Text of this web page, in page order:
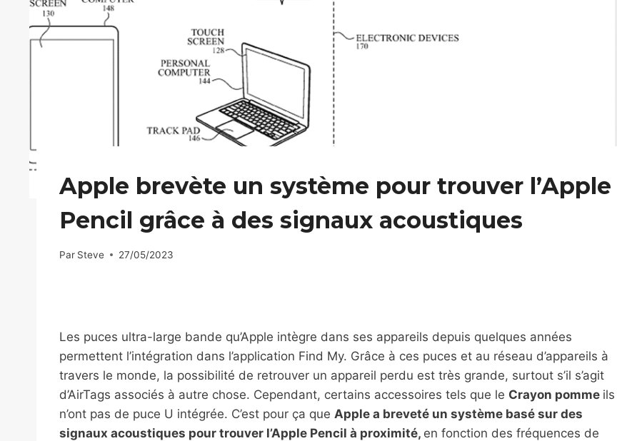
Apple brevète un système pour trouver l’Apple
Pencil grâce à des signaux acoustiques
Par Steve 27/05/2023
Les puces ultra-large bande qu’Apple intègre dans ses appareils depuis quelques années
permettent l’intégration dans l’application Find My. Grâce à ces puces et au réseau d’appareils à
travers le monde, la possibilité de retrouver un appareil perdu est très grande, surtout s’il s’agit
d’AirTags associés à autre chose. Cependant, certains accessoires tels que le Crayon pomme ils
n’ont pas de puce U intégrée. C’est pour ça que Apple a breveté un système basé sur des
signaux acoustiques pour trouver l’Apple Pencil à proximité, en fonction des fréquences de